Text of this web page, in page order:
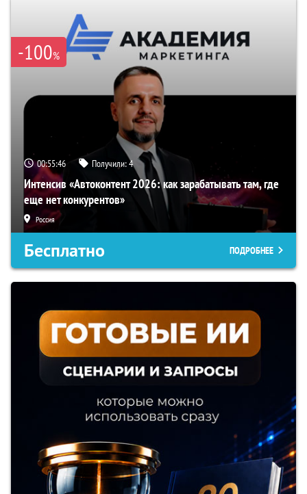
-100%
00:55:45 Получили:4
Интенсив «Автоконтент 2026: как зарабатывать там, где
еще нет конкурентов»
Россия
Бесплатно ПОДРОБНЕЕ